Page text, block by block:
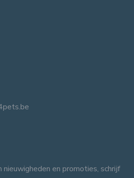
en promoties, schrijf